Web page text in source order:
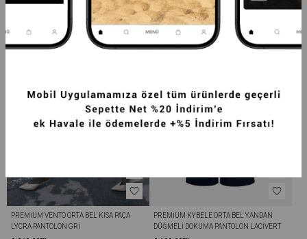
PREMIUM VENTO ORTA BEL KISA PAÇA
LYCRA PANTOLON GRI
PREMIUM KYBELE ORTA BEL YANDAN
DÜĞMELI DOKUMA PANTOLON LACIVERT